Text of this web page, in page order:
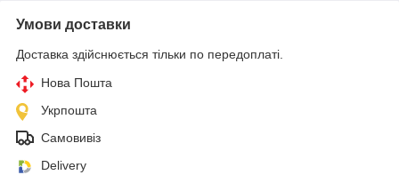
Умови доставки
Доставка здійснюється тільки по передоплаті.
Нова Пошта
Укрпошта
Самовивіз
Delivery